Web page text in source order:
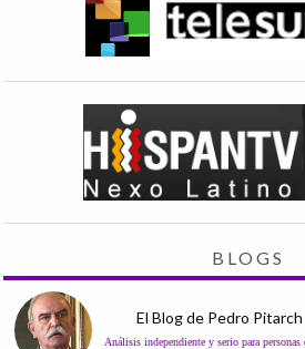
BLOGS
El Blog de Pedro Pitarch
Análisis independiente y serio para personas